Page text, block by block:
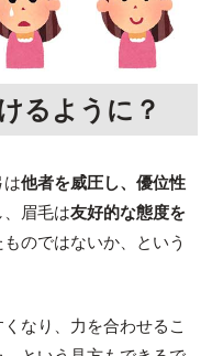
るように？
は他者を威圧し、優位性
眉毛は友好的な態度を
のではないか、という
なり、力を合わせるこ